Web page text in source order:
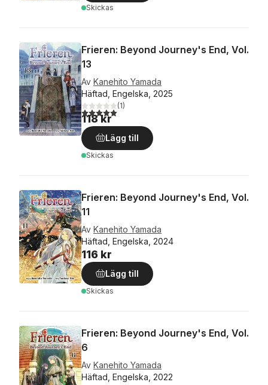
Skickas
Frieren: Beyond Journey's End, Vol.
13
Av Kanehito Yamada
Häftad, Engelska, 2025
5,0utav 5 stjärnor. Totalt antal röster:
(1)
118 kr
Lägg till
Skickas
Frieren: Beyond Journey's End, Vol.
11
Av Kanehito Yamada
Häftad, Engelska, 2024
116 kr
Lägg till
Skickas
Frieren: Beyond Journey's End, Vol.
6
Av Kanehito Yamada
Häftad, Engelska, 2022